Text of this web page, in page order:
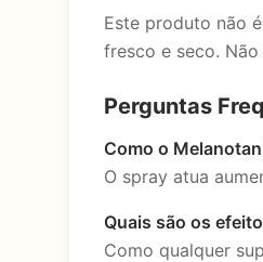
Este produto não
fresco e seco.
Perguntas
Como o
O spray atua
Quais são os
Como qualquer